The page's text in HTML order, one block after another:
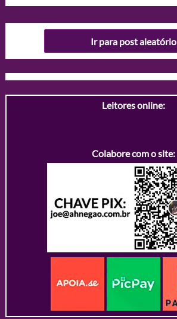
Ir para post aleatório
Leitores online:
Colabore com o site: